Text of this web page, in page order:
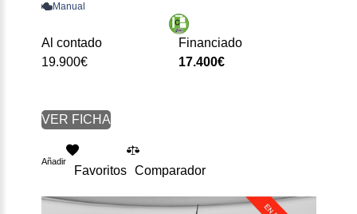
Manual
Al contado
19.900€
Financiado
17.400€
VER FICHA
Añadir
Favoritos Comparador